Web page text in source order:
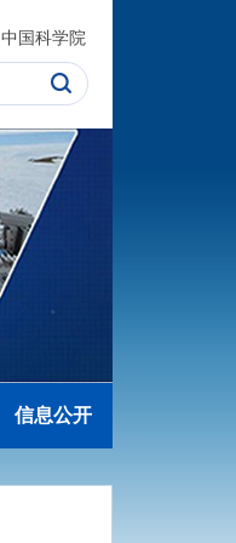
中国科学院
信息公开